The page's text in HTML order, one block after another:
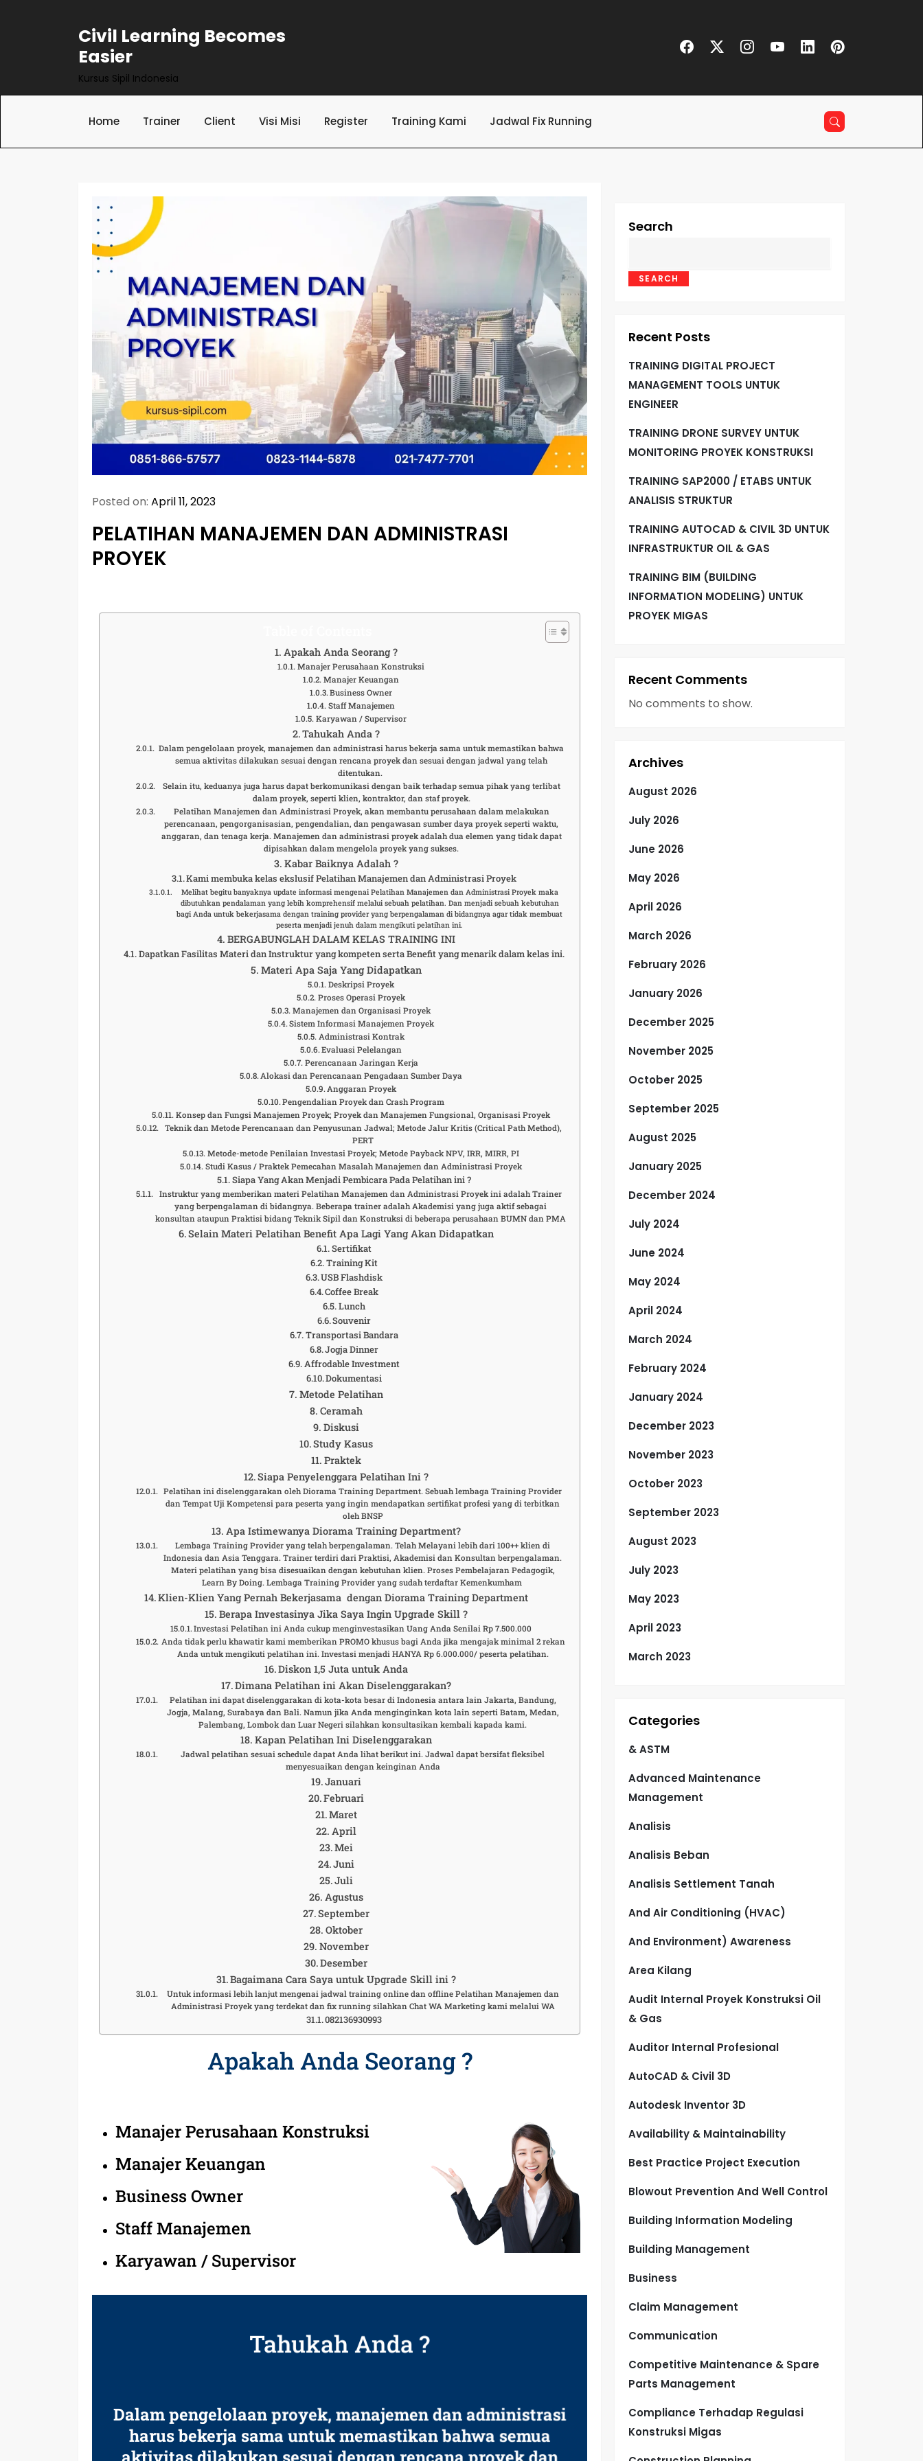
Civil Learning Becomes
Easier
Kursus Sipil Indonesia
Home Trainer Client Visi Misi Register Training Kami Jadwal Fix Running
Posted on: April 11, 2023
PELATIHAN MANAJEMEN DAN ADMINISTRASI
PROYEK
Apakah Anda Seorang ?
Manajer Perusahaan Konstruksi
Manajer Keuangan
Business Owner
Staff Manajemen
Karyawan / Supervisor
Tahukah Anda ?
Dalam pengelolaan proyek, manajemen dan administrasi harus bekerja sama untuk memastikan bahwa
semua aktivitas dilakukan sesuai dengan rencana proyek dan sesuai dengan jadwal yang telah
ditentukan.
Selain itu, keduanya juga harus dapat berkomunikasi dengan baik terhadap semua pihak yang terlibat
dalam proyek, seperti klien, kontraktor, dan staf proyek.
Pelatihan Manajemen dan Administrasi Proyek, akan membantu perusahaan dalam melakukan
perencanaan, pengorganisasian, pengendalian, dan pengawasan sumber daya proyek seperti waktu,
anggaran, dan tenaga kerja. Manajemen dan administrasi proyek adalah dua elemen yang tidak dapat
dipisahkan dalam mengelola proyek yang sukses.
Kabar Baiknya Adalah ?
Kami membuka kelas ekslusif Pelatihan Manajemen dan Administrasi Proyek
Melihat begitu banyaknya update informasi mengenai Pelatihan Manajemen dan Administrasi Proyek maka
dibutuhkan pendalaman yang lebih komprehensif melalui sebuah pelatihan. Dan menjadi sebuah kebutuhan
bagi Anda untuk bekerjasama dengan training provider yang berpengalaman di bidangnya agar tidak membuat
peserta menjadi jenuh dalam mengikuti pelatihan ini.
BERGABUNGLAH DALAM KELAS TRAINING INI
Dapatkan Fasilitas Materi dan Instruktur yang kompeten serta Benefit yang menarik dalam kelas ini.
Materi Apa Saja Yang Didapatkan
Deskripsi Proyek
Proses Operasi Proyek
Manajemen dan Organisasi Proyek
Sistem Informasi Manajemen Proyek
Administrasi Kontrak
Evaluasi Pelelangan
Perencanaan Jaringan Kerja
Alokasi dan Perencanaan Pengadaan Sumber Daya
Anggaran Proyek
Pengendalian Proyek dan Crash Program
Konsep dan Fungsi Manajemen Proyek; Proyek dan Manajemen Fungsional, Organisasi Proyek
Teknik dan Metode Perencanaan dan Penyusunan Jadwal; Metode Jalur Kritis (Critical Path Method),
PERT
Metode-metode Penilaian Investasi Proyek; Metode Payback NPV, IRR, MIRR, PI
Studi Kasus / Praktek Pemecahan Masalah Manajemen dan Administrasi Proyek
Siapa Yang Akan Menjadi Pembicara Pada Pelatihan ini ?
Instruktur yang memberikan materi Pelatihan Manajemen dan Administrasi Proyek ini adalah Trainer
yang berpengalaman di bidangnya. Beberapa trainer adalah Akademisi yang juga aktif sebagai
konsultan ataupun Praktisi bidang Teknik Sipil dan Konstruksi di beberapa perusahaan BUMN dan PMA
Selain Materi Pelatihan Benefit Apa Lagi Yang Akan Didapatkan
Sertifikat
Training Kit
USB Flashdisk
Coffee Break
Lunch
Souvenir
Transportasi Bandara
Jogja Dinner
Affrodable Investment
Dokumentasi
Metode Pelatihan
Ceramah
Diskusi
Study Kasus
Praktek
Siapa Penyelenggara Pelatihan Ini ?
Pelatihan ini diselenggarakan oleh Diorama Training Department. Sebuah lembaga Training Provider
dan Tempat Uji Kompetensi para peserta yang ingin mendapatkan sertifikat profesi yang di terbitkan
oleh BNSP
Apa Istimewanya Diorama Training Department?
Lembaga Training Provider yang telah berpengalaman. Telah Melayani lebih dari 100++ klien di
Indonesia dan Asia Tenggara. Trainer terdiri dari Praktisi, Akademisi dan Konsultan berpengalaman.
Materi pelatihan yang bisa disesuaikan dengan kebutuhan klien. Proses Pembelajaran Pedagogik,
Learn By Doing. Lembaga Training Provider yang sudah terdaftar Kemenkumham
Klien-Klien Yang Pernah Bekerjasama dengan Diorama Training Department
Berapa Investasinya Jika Saya Ingin Upgrade Skill ?
Investasi Pelatihan ini Anda cukup menginvestasikan Uang Anda Senilai Rp 7.500.000
Anda tidak perlu khawatir kami memberikan PROMO khusus bagi Anda jika mengajak minimal 2 rekan
Anda untuk mengikuti pelatihan ini. Investasi menjadi HANYA Rp 6.000.000/ peserta pelatihan.
Diskon 1,5 Juta untuk Anda
Dimana Pelatihan ini Akan Diselenggarakan?
Pelatihan ini dapat diselenggarakan di kota-kota besar di Indonesia antara lain Jakarta, Bandung,
Jogja, Malang, Surabaya dan Bali. Namun jika Anda menginginkan kota lain seperti Batam, Medan,
Palembang, Lombok dan Luar Negeri silahkan konsultasikan kembali kapada kami.
Kapan Pelatihan Ini Diselenggarakan
Jadwal pelatihan sesuai schedule dapat Anda lihat berikut ini. Jadwal dapat bersifat fleksibel
menyesuaikan dengan keinginan Anda
Januari
Februari
Maret
April
Mei
Juni
Juli
Agustus
September
Oktober
November
Desember
Bagaimana Cara Saya untuk Upgrade Skill ini ?
Untuk informasi lebih lanjut mengenai jadwal training online dan offline Pelatihan Manajemen dan
Administrasi Proyek yang terdekat dan fix running silahkan Chat WA Marketing kami melalui WA
082136930993
Apakah Anda Seorang ?
Manajer Perusahaan Konstruksi
Manajer Keuangan
Business Owner
Staff Manajemen
Karyawan / Supervisor
Tahukah Anda ?
Dalam pengelolaan proyek, manajemen dan administrasi
harus bekerja sama untuk memastikan bahwa semua
Search
SEARCH
Recent Posts
TRAINING DIGITAL PROJECT
MANAGEMENT TOOLS UNTUK
ENGINEER
TRAINING DRONE SURVEY UNTUK
MONITORING PROYEK KONSTRUKSI
TRAINING SAP2000 / ETABS UNTUK
ANALISIS STRUKTUR
TRAINING AUTOCAD & CIVIL 3D UNTUK
INFRASTRUKTUR OIL & GAS
TRAINING BIM (BUILDING
INFORMATION MODELING) UNTUK
PROYEK MIGAS
Recent Comments
No comments to show.
Archives
August 2026
July 2026
June 2026
May 2026
April 2026
March 2026
February 2026
January 2026
December 2025
November 2025
October 2025
September 2025
August 2025
January 2025
December 2024
July 2024
June 2024
May 2024
April 2024
March 2024
February 2024
January 2024
December 2023
November 2023
October 2023
September 2023
August 2023
July 2023
May 2023
April 2023
March 2023
Categories
& ASTM
Advanced Maintenance
Management
Analisis
Analisis Beban
Analisis Settlement Tanah
And Air Conditioning (HVAC)
And Environment) Awareness
Area Kilang
Audit Internal Proyek Konstruksi Oil
& Gas
Auditor Internal Profesional
AutoCAD & Civil 3D
Autodesk Inventor 3D
Availability & Maintainability
Best Practice Project Execution
Blowout Prevention And Well Control
Building Information Modeling
Building Management
Business
Claim Management
Communication
Competitive Maintenance & Spare
Parts Management
Compliance Terhadap Regulasi
Konstruksi Migas